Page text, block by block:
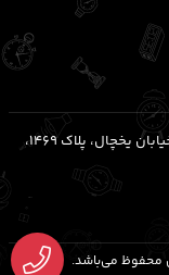
قلهک، خیابان شریعتی (رو به شمال)، نرسیده به خیابان یخچال، پلاک ۱۴۶۹،
محفوظ می‌باشد.